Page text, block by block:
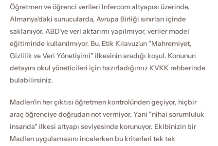
Öğretmen ve öğrenci verileri Infercom altyapısı üzerinde,
Almanya'daki sunucularda, Avrupa Birliği sınırları içinde
saklanıyor. ABD'ye veri aktarımı yapılmıyor, veriler model
eğitiminde kullanılmıyor. Bu, Etik Kılavuz'un "Mahremiyet,
Gizlilik ve Veri Yönetişimi" ilkesinin aradığı koşul. Konunun
detayını okul yöneticileri için hazırladığımız KVKK rehberinde
bulabilirsiniz.
Madlen'in her çıktısı öğretmen kontrolünden geçiyor, hiçbir
araç öğrenciye doğrudan not vermiyor. Yani "nihai sorumluluk
insanda" ilkesi altyapı seviyesinde korunuyor. Ekibinizin bir
Madlen uygulamasını incelerken bu kriterleri tek tek